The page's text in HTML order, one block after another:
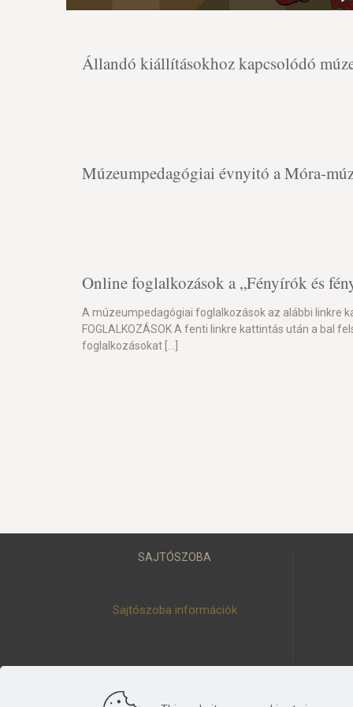
Állandó kiállításokhoz kapcsolódó
Múzeumpedagógiai évnyitó a Móra-
Online foglalkozások a „Fényírók és
A múzeumpedagógiai foglalkozások az alábbi linkre
FOGLALKOZÁSOK A fenti linkre kattintás után a bal
foglalkozásokat […]
SAJTÓSZOBA
Sajtószoba információk